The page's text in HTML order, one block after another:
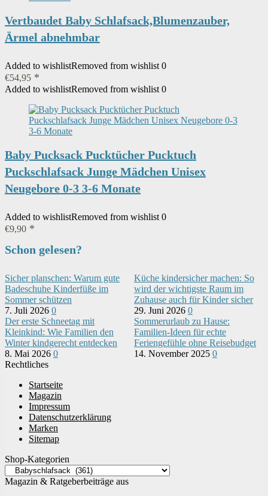
Vertbaudet Baby Schlafsack,Blumenzauber,
Ärmel abnehmbar
Added to wishlistRemoved from wishlist 0
€54,95
Added to wishlistRemoved from wishlist 0
Baby Pucksack Pucktücher Pucktuch
Puckschlafsack Junge Mädchen Unisex
Neugebore 0-3 3-6 Monate
Added to wishlistRemoved from wishlist 0
€9,90
Schon gelesen?
Sicher planschen: Warum gute
Badeschuhe Kinderfüße im
Sommer schützen
7. Juli 2026 0
Küche kindersicher machen: So
wird der wichtigste Raum im
Zuhause auch für Kinder sicher
29. Juni 2026 0
Der erste Schneetag mit
Kleinkind: Wie Familien den
Winter kindgerecht entdecken
8. Mai 2026 0
Sommerurlaub zu Hause:
Familien-Ideen für echte
Feriengefühle ohne Reisebudget
14. November 2025 0
Rechtliches
Startseite
Magazin
Impressum
Datenschutzerklärung
Marken
Sitemap
Shop-Kategorien
Magazin & Ratgeberbeiträge aus